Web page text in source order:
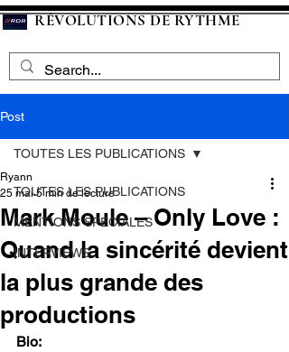
RÉVOLUTIONS DE RYTHME
Post
TOUTES LES PUBLICATIONS
MENTIONS SPECIALES
INTERVIEWS
TOUTES LES PUBLICATIONS
Mark Moule – Only Love :
Quand la sincérité devient
la plus grande des
productions
Ryann
25 mai 5 min de lecture
Bio: